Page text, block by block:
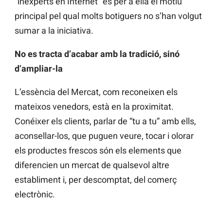
principal pel qual molts botiguers no s’han volgut
sumar a la iniciativa.
No es tracta d’acabar amb la tradició, sinó
d’ampliar-la
L’essència del Mercat, com reconeixen els
mateixos venedors, està en la proximitat.
Conéixer els clients, parlar de “tu a tu” amb ells,
aconsellar-los, que puguen veure, tocar i olorar
els productes frescos són els elements que
diferencien un mercat de qualsevol altre
establiment i, per descomptat, del comerç
electrònic.